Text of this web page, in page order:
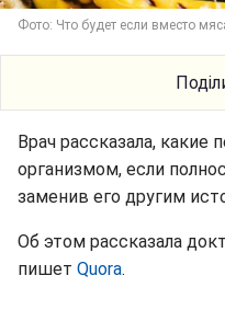
Фото: Что будет если вместо
Врач рассказала, какие
организмом, если
заменив его другим
Об этом рассказала
пишет Quora.